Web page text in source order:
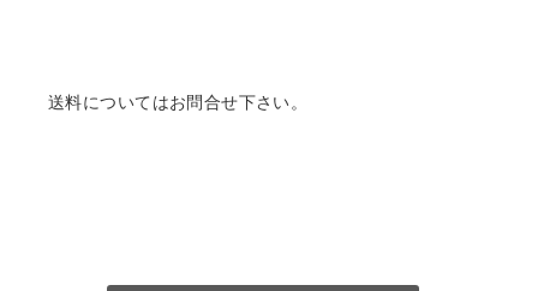
送料についてはお問合せ下さい。